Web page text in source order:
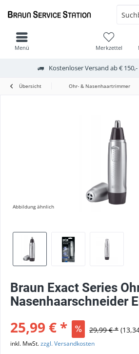
Kostenloser Versand ab €
Merkzettel
Menü
Übersicht Ohr- & Nasenhaartrimmer
Abbildung ähnlich
Braun Exact Series
Nasenhaarschneider
25,99 € * 29,99 € *
inkl. MwSt.zzgl. Versandkosten